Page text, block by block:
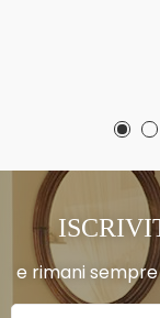
e rimani